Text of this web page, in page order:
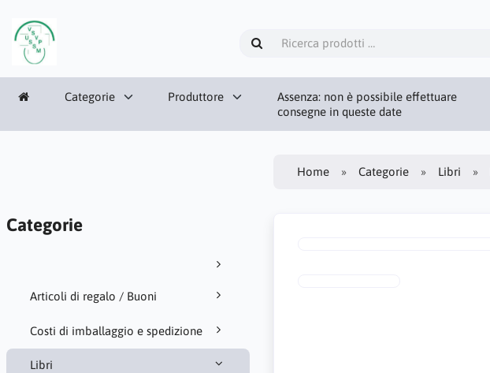
Categorie Produttore
Assenza: non è possibile effettuare
consegne in queste date
Categorie
Articoli di regalo / Buoni
Costi di imballaggio e spedizione
Libri
Home Categorie Libri